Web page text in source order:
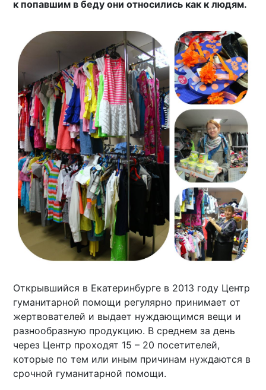
к попавшим в беду они относились как к людям.
Открывшийся в Екатеринбурге в 2013 году Центр
гуманитарной помощи регулярно принимает от
жертвователей и выдает нуждающимся вещи и
разнообразную продукцию. В среднем за день
через Центр проходят 15 – 20 посетителей,
которые по тем или иным причинам нуждаются в
срочной гуманитарной помощи.